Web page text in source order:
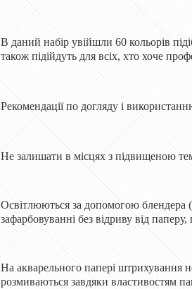
В даний набір увійшли 60 кольорів
також підійдуть для всіх, хто хоче
Рекомендації по догляду і
Не залишати в місцях з підвищеною
Освітлюються за допомогою блендера
зафарбовуванні без відриву від
На акварельного папері штрихування
розмиваються завдяки властивостям